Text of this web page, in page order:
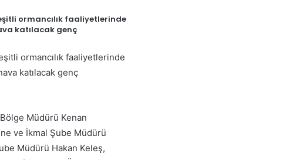
ormancılık faaliyetlerinde
katılacak genç
ormancılık faaliyetlerinde
katılacak genç
Müdürü Kenan
ve İkmal Şube Müdürü
Müdürü Hakan Keleş,